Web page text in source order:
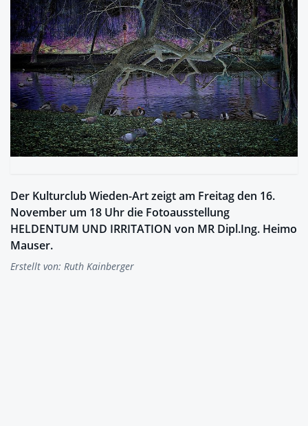
Der Kulturclub Wieden-Art zeigt am Freitag den 16.
November um 18 Uhr die Fotoausstellung
HELDENTUM UND IRRITATION von MR Dipl.Ing. Heimo
Mauser.
Erstellt von: Ruth Kainberger